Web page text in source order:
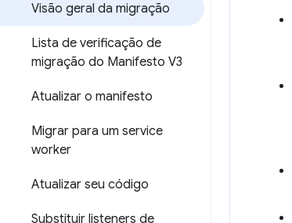
Visão geral da migração
Lista de verificação de
migração do Manifesto V3
Atualizar o manifesto
Migrar para um service
worker
Atualizar seu código
Substituir listeners de